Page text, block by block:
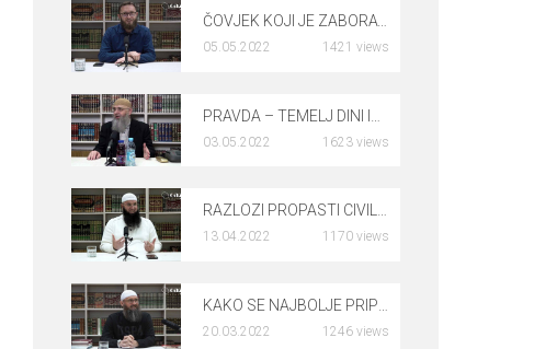
0
05.05.2022 1421 views
0
03.05.2022 1623 views
0
RAZLOZI PROPASTI CIVILIZACIJE – Harmin Suljić, prof.
13.04.2022 1170 views
0
20.03.2022 1246 views